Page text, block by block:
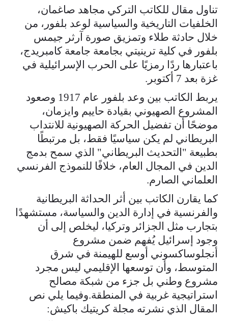
تناول مقال للكاتب التركي مجاهد صاغمان،
الخلفيات التاريخية والسياسية لوعد بلفور، من
خلال حادثة طلاء وتمزيق صورة آرثر جيمس
بلفور في كلية ترينيتي بجامعة جامعة كامبريدج،
باعتبارها ردًا رمزيًا على الحرب الإسرائيلية في
غزة بعد 7 أكتوبر.
يربط الكاتب بين وعد بلفور عام 1917 وصعود
المشروع الصهيوني بقيادة حاييم وايزمان،
موضحًا أن تفضيل الحركة الصهيونية للانتداب
البريطاني لم يكن سياسيًا فقط، بل مرتبطًا
بطبيعة "التحديث البريطاني" الذي سمح بدمج
الدين في المجال العام، خلافًا للنموذج الفرنسي
العلماني الصارم.
كما يقارن الكاتب بين أثر الحداثة البريطانية
والفرنسية في إدارة الدين والسياسة، مستشهدًا
بتجارب مثل الجزائر وتركيا، ليخلص إلى أن
وجود إسرائيل يُفهم ضمن مشروع
أنجلوساكسوني أوسع للهيمنة في شرق
المتوسط، وأن توسعها الإقليمي ليس مجرد
مشروع وطني بل جزء من شبكة مصالح
استراتيجية غربية في المنطقة.وفيما يلي نص
المقال الذي نشرته مجلة كريتيك باكيش: